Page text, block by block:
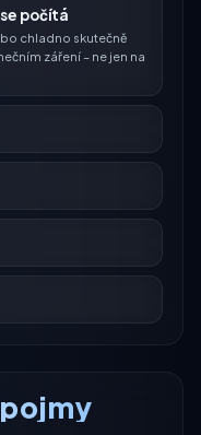
počítá
chladno skutečně
záření – ne jen na